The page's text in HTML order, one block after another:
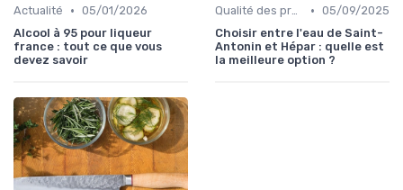
Actualité • 05/01/2026
Alcool à 95 pour liqueur
france : tout ce que vous
devez savoir
Qualité des produits • 05/09/2025
Choisir entre l'eau de Saint-
Antonin et Hépar : quelle est
la meilleure option ?